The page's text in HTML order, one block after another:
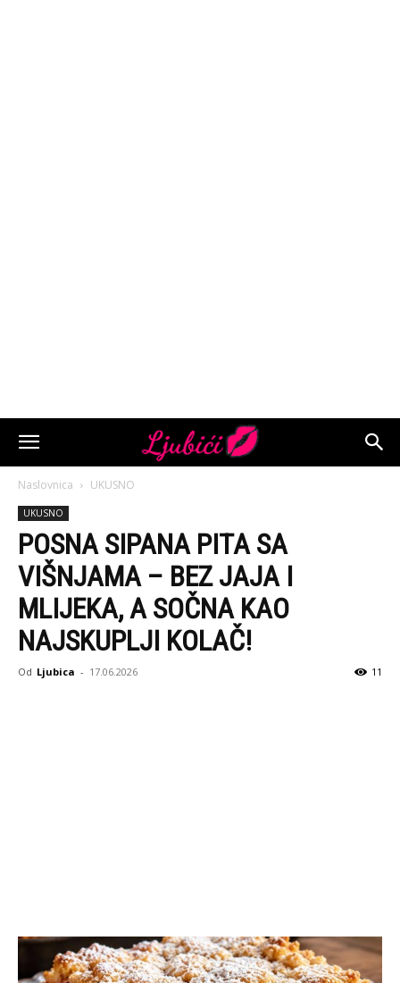
Naslovnica UKUSNO
UKUSNO
POSNA SIPANA PITA SA
VIŠNJAMA – BEZ JAJA I
MLIJEKA, A SOČNA KAO
NAJSKUPLJI KOLAČ!
Od Ljubica - 17.06.2026 11